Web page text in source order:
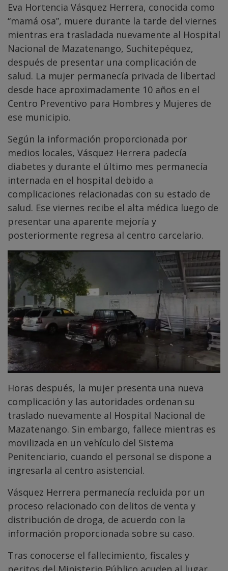
Eva Hortencia Vásquez Herrera, conocida como
“mamá osa”, muere durante la tarde del viernes
mientras era trasladada nuevamente al Hospital
Nacional de Mazatenango, Suchitepéquez,
después de presentar una complicación de
salud. La mujer permanecía privada de libertad
desde hace aproximadamente 10 años en el
Centro Preventivo para Hombres y Mujeres de
ese municipio.
Según la información proporcionada por
medios locales, Vásquez Herrera padecía
diabetes y durante el último mes permanecía
internada en el hospital debido a
complicaciones relacionadas con su estado de
salud. Ese viernes recibe el alta médica luego de
presentar una aparente mejoría y
posteriormente regresa al centro carcelario.
Horas después, la mujer presenta una nueva
complicación y las autoridades ordenan su
traslado nuevamente al Hospital Nacional de
Mazatenango. Sin embargo, fallece mientras es
movilizada en un vehículo del Sistema
Penitenciario, cuando el personal se dispone a
ingresarla al centro asistencial.
Vásquez Herrera permanecía recluida por un
proceso relacionado con delitos de venta y
distribución de droga, de acuerdo con la
información proporcionada sobre su caso.
Tras conocerse el fallecimiento, fiscales y